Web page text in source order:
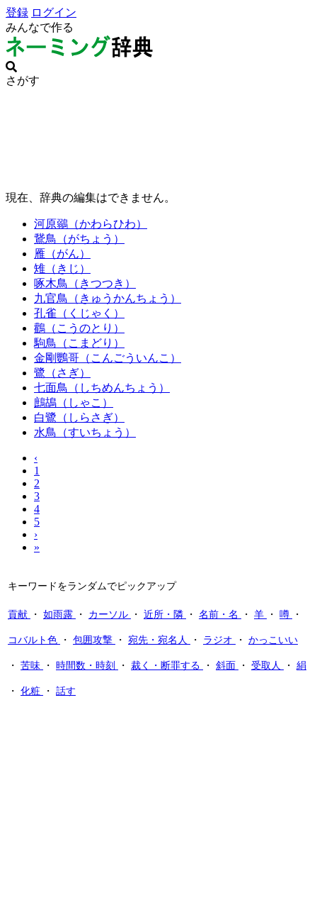
登録 ログイン
みんなで作る
さがす
現在、辞典の編集はできません。
河原鶸（かわらひわ）
鵞鳥（がちょう）
雁（がん）
雉（きじ）
啄木鳥（きつつき）
九官鳥（きゅうかんちょう）
孔雀（くじゃく）
鸛（こうのとり）
駒鳥（こまどり）
金剛鸚哥（こんごういんこ）
鷺（さぎ）
七面鳥（しちめんちょう）
鷓鴣（しゃこ）
白鷺（しらさぎ）
水鳥（すいちょう）
‹
1
2
3
4
5
›
»
キーワードをランダムでピックアップ
貢献 ・ 如雨露 ・ カーソル ・ 近所・隣 ・ 名前・名 ・ 羊 ・ 噂 ・
コバルト色 ・ 包囲攻撃 ・ 宛先・宛名人 ・ ラジオ ・ かっこいい
・ 苦味 ・ 時間数・時刻 ・ 裁く・断罪する ・ 斜面 ・ 受取人 ・ 絹
・ 化粧 ・ 話す